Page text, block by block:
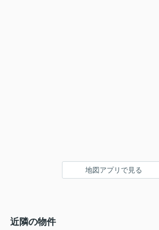
地図アプリで見る
近隣の物件